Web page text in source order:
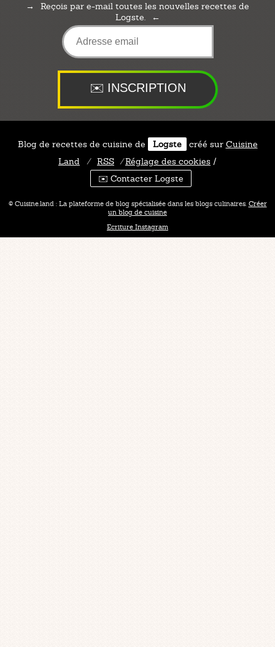
Reçois par e-mail toutes les nouvelles recettes de
Logste.
Blog de recettes de cuisine de Logste créé sur Cuisine
Land
⁄ RSS ⁄Réglage des cookies /
✉️ Contacter Logste
© Cuisine.land : La plateforme de blog spécialisée dans les blogs culinaires. Créer
un blog de cuisine
Ecriture Instagram